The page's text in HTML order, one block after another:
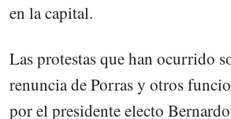
en la capital.
Las protestas que han ocurrido
renuncia de Porras y otros
por el presidente electo